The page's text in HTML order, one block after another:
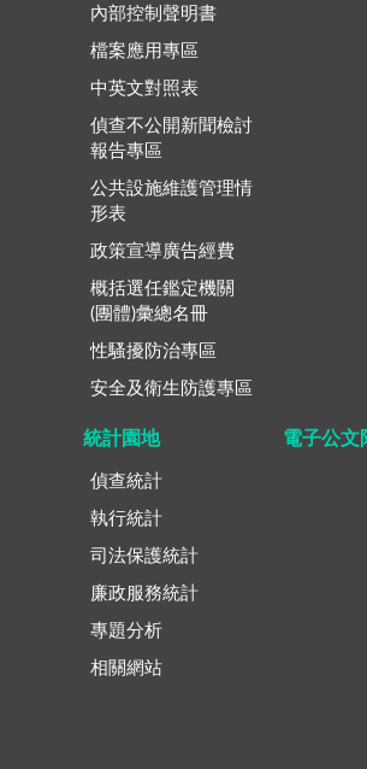
內部控制聲明書
檔案應用專區
中英文對照表
偵查不公開新聞檢討
報告專區
公共設施維護管理情
形表
政策宣導廣告經費
概括選任鑑定機關
(團體)彙總名冊
性騷擾防治專區
安全及衛生防護專區
統計園地
偵查統計
執行統計
司法保護統計
廉政服務統計
專題分析
相關網站
電子公文